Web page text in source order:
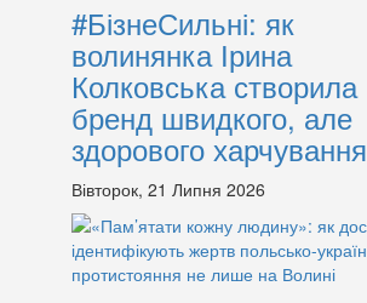
#БізнеСильні: як
волинянка Ірина
Колковська створила
бренд швидкого, але
здорового харчування
Вівторок, 21 Липня 2026